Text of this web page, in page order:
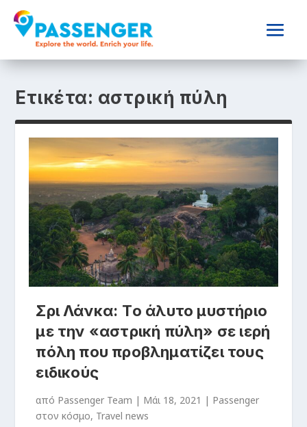
Ετικέτα: αστρική πύλη
Σρι Λάνκα: Tο άλυτο μυστήριο
με την «αστρική πύλη» σε ιερή
πόλη που προβληματίζει τους
ειδικούς
από Passenger Team | Μάι 18, 2021 | Passenger
στον κόσμο, Travel news